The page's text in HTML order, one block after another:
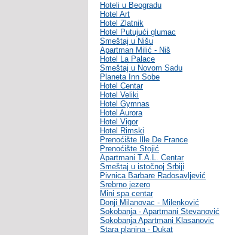
Hoteli u Beogradu
Hotel Art
Hotel Zlatnik
Hotel Putujući glumac
Smeštaj u Nišu
Apartman Milić - Niš
Hotel La Palace
Smeštaj u Novom Sadu
Planeta Inn Sobe
Hotel Centar
Hotel Veliki
Hotel Gymnas
Hotel Aurora
Hotel Vigor
Hotel Rimski
Prenoćište Ille De France
Prenoćište Stojić
Apartmani T.A.L. Centar
Smeštaj u istočnoj Srbiji
Pivnica Barbare Radosavljević
Srebrno jezero
Mini spa centar
Donji Milanovac - Milenković
Sokobanja - Apartmani Stevanović
Sokobanja Apartmani Klasanovic
Stara planina - Dukat